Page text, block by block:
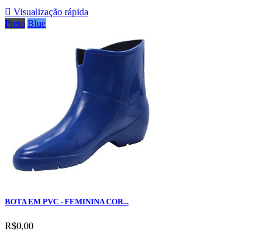
 Visualização rápida
Preto Blue
BOTA EM PVC - FEMININA COR...
R$0,00